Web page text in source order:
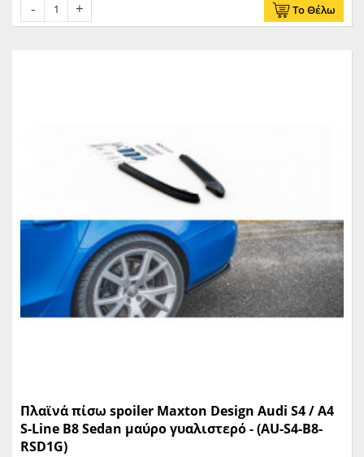
Το Θέλω
Πλαϊνά πίσω spoiler Maxton Design Audi S4 / A4
S-Line B8 Sedan μαύρο γυαλιστερό - (AU-S4-B8-
RSD1G)